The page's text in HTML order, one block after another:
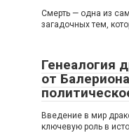
Смерть — одна из
загадочных тем,
Генеалогия
от
Введение в мир
ключевую роль в